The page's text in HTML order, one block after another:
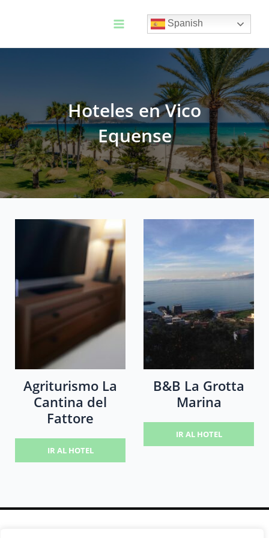
Main
Spanish
Hoteles en Vico
Equense
Agriturismo La
Cantina del
Fattore
IR AL HOTEL
B&B La Grotta
Marina
IR AL HOTEL